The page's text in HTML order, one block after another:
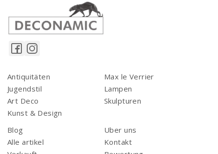
Antiquitäten
Jugendstil
Art Deco
Kunst & Design
Max le Verrier
Lampen
Skulpturen
Blog
Alle artikel
Uber uns
Kontakt